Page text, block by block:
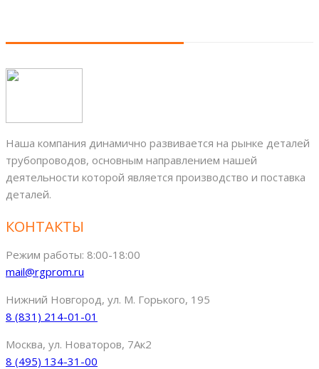
Наша компания динамично развивается на рынке деталей
трубопроводов, основным направлением нашей
деятельности которой является производство и поставка
деталей.
КОНТАКТЫ
Режим работы: 8:00-18:00
mail@rgprom.ru
Нижний Новгород, ул. М. Горького, 195
8 (831) 214-01-01
Москва, ул. Новаторов, 7Ак2
8 (495) 134-31-00